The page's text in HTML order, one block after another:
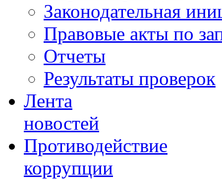
Законодательная
Правовые акты по
Отчеты
Результаты проверок
Лента
новостей
Противодействие
коррупции